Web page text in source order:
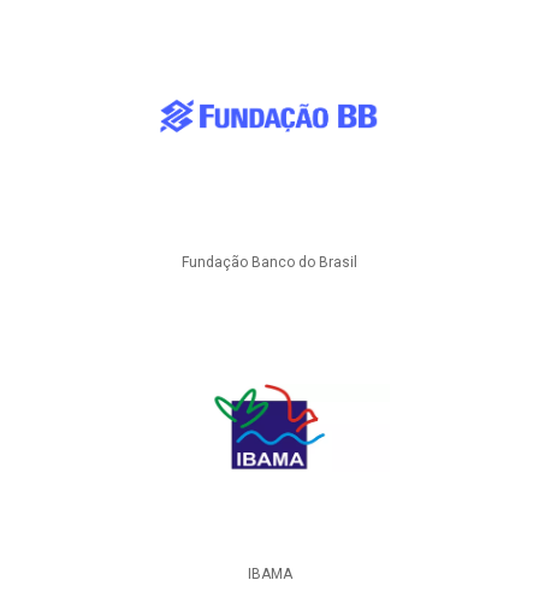
Fundação Banco do Brasil
IBAMA